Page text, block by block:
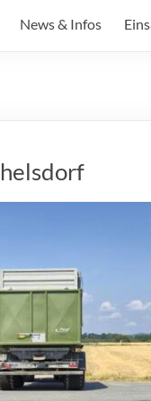
News & Infos